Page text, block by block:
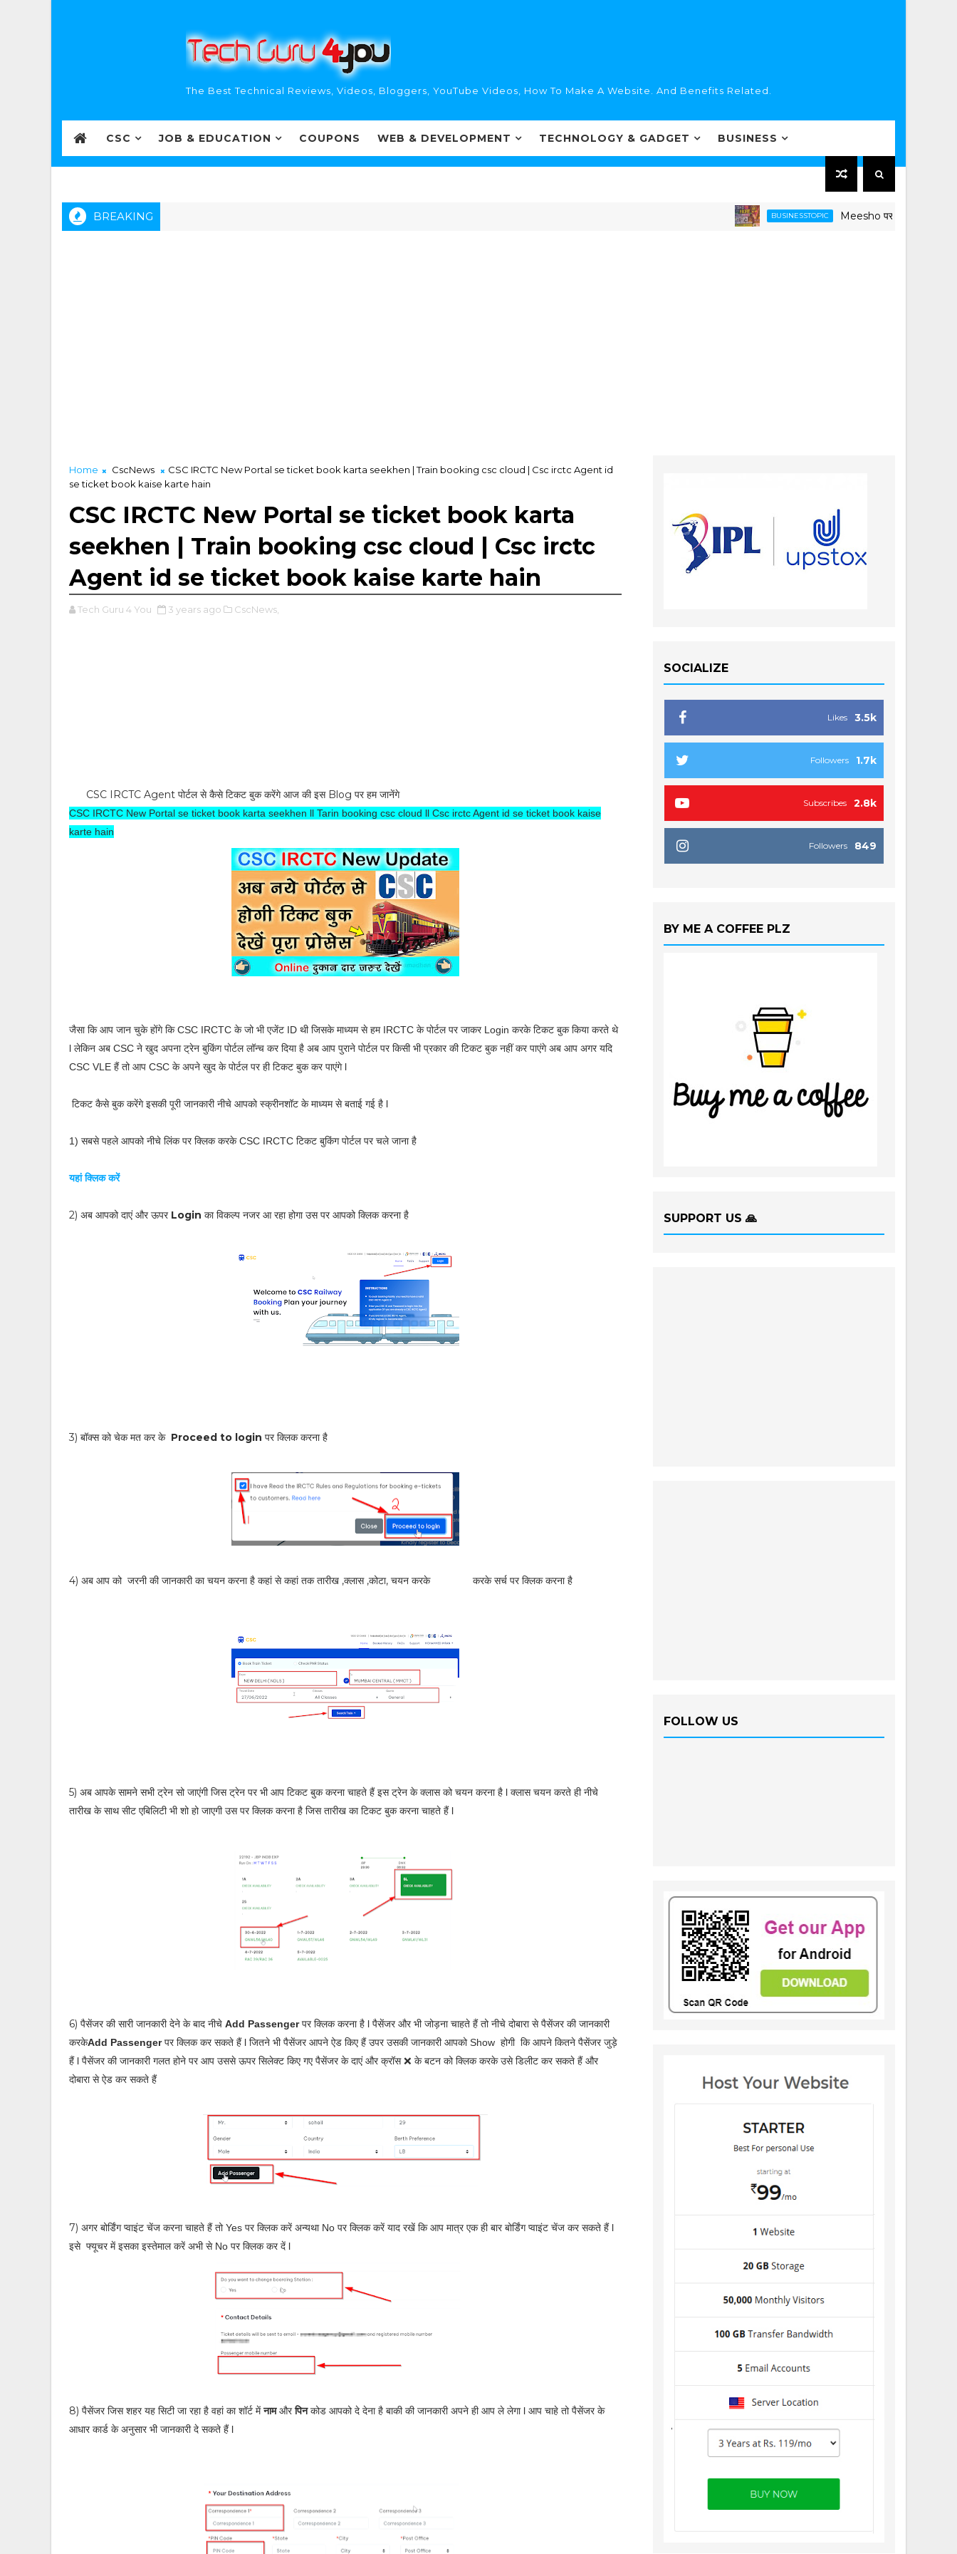
The Best Technical Reviews, Videos, Bloggers, YouTube Videos, How To Make A Website. And Benefits Related.
CSC JOB & EDUCATION COUPONS WEB & DEVELOPMENT TECHNOLOGY & GADGET BUSINESS
BREAKING BUSINESSTOPIC Meesho पर सबसे ज्यादा Profit
Home CscNews
CSC IRCTC New Portal se ticket book karta seekhen | Train booking csc cloud | Csc irctc Agent id
se ticket book kaise karte hain
CSC IRCTC New Portal se ticket book karta
seekhen | Train booking csc cloud | Csc irctc
Agent id se ticket book kaise karte hain
Tech Guru 4 You 3 years ago CscNews,
CSC IRCTC Agent पोर्टल से कैसे टिकट बुक करेंगे आज की इस Blog पर हम जानेंगे
CSC IRCTC New Portal se ticket book karta seekhen ll Tarin booking csc cloud ll Csc irctc Agent id se ticket book kaise
karte hain
जैसा कि आप जान चुके होंगे कि CSC IRCTC के जो भी एजेंट ID थी जिसके माध्यम से हम IRCTC के पोर्टल पर जाकर Login करके टिकट बुक किया करते थे
l लेकिन अब CSC ने खुद अपना ट्रेन बुकिंगपोर्टललॉन्च कर दिया है अब आप पुराने पोर्टल पर किसी भी प्रकार की टिकट बुक नहीं कर पाएंगे अब आप अगर यदि
CSC VLE हैं तो आप CSC के अपने खुद के पोर्टल पर हीटिकट बुक कर पाएंगे l
टिकट कैसे बुक करेंगे इसकी पूरी जानकारी नीचे आपको स्क्रीनशॉट के माध्यम से बताई गई है l
1) सबसे पहले आपको नीचे लिंक पर क्लिक करके CSC IRCTC टिकट बुकिंग पोर्टल पर चले जाना है
यहां क्लिक करें
2) अब आपको दाएं और ऊपर Login का विकल्प नजर आ रहा होगा उस पर आपको क्लिक करना है
3) बॉक्स को चेक मत कर के Proceed to login पर क्लिक करना है
4) अब आप को जरनी की जानकारी का चयन करना है कहां से कहां तक तारीख ,क्लास ,कोटा, चयन करके करके सर्च पर क्लिक करना है
5) अब आपके सामने सभी ट्रेन सो जाएंगी जिस ट्रेन पर भी आप टिकट बुक करना चाहते हैं इस ट्रेन के क्लास को चयन करना है l क्लास चयन करते ही नीचे
तारीख के साथ सीट एबिलिटी भी शो हो जाएगी उस पर क्लिक करना है जिस तारीख का टिकट बुक करना चाहते हैं l
6) पैसेंजर की सारी जानकारी देने के बाद नीचे Add Passengerपर क्लिक करना है l पैसेंजर और भी जोड़ना चाहते हैं तो नीचे दोबारा से पैसेंजर की जानकारी
करकेAdd Passengerपर क्लिक कर सकते हैं l जितने भी पैसेंजर आपने ऐड किए हैं उपर उसकी जानकारी आपको Show होगी कि आपने कितने पैसेंजर जुड़े
हैं l पैसेंजर की जानकारी गलत होने पर आप उससे ऊपर सिलेक्ट किए गए पैसेंजर के दाएं और क्रॉस ❌ के बटन को क्लिक करके उसे डिलीट कर सकते हैं और
दोबारा से ऐड कर सकते हैं
7) अगर बोर्डिंग प्वाइंट चेंज करना चाहते हैं तो Yes पर क्लिक करें अन्यथा No पर क्लिक करें याद रखें कि आप मात्र एक ही बार बोर्डिंग प्वाइंट चेंज कर सकते हैं l
इसे फ्यूचर में इसका इस्तेमाल करें अभी से No पर क्लिक कर दें l
8) पैसेंजर जिस शहर यह सिटी जा रहा है वहां का शॉर्ट मेंनामऔरपिनकोड आपको दे देना है बाकी की जानकारी अपने ही आप ले लेगा l आप चाहे तो पैसेंजर के
आधार कार्ड के अनुसार भी जानकारी दे सकते हैं l
SOCIALIZE
3.5k
Likes
1.7k
Followers
2.8k
Subscribes
849
Followers
BY ME A COFFEE PLZ
SUPPORT US 🙏
FOLLOW US